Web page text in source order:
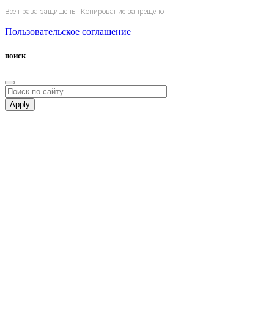
Все права защищены. Копирование запрещено
Пользовательское соглашение
поиск